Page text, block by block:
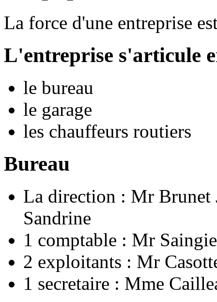
La force d'une entreprise
L'entreprise s'articule
le bureau
le garage
les chauffeurs routiers
Bureau
La direction : Mr Brunet
Sandrine
1 comptable : Mr
2 exploitants : Mr
1 secretaire : Mme